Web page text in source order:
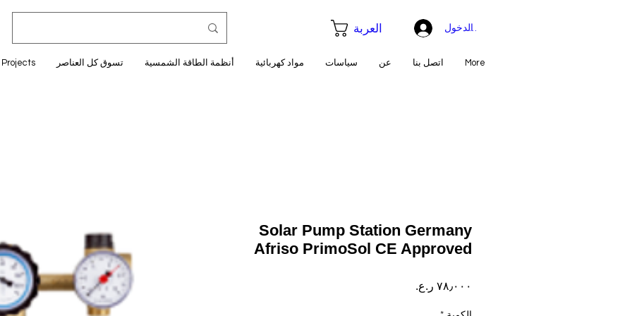
Projects تسوق كل العناصر أنظمة الطاقة الشمسية مواد كهربائية سياسات عن اتصل بنا More
تسجيل الدخول العربة
Solar Pump Station Germany
Afriso PrimoSol CE Approved